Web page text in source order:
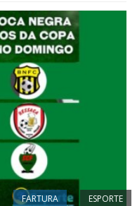
FARTURA ESPORTE